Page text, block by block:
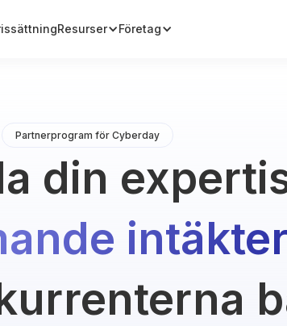
Resurser Företag
Partnerprogram för Cyberday
din
intäkter